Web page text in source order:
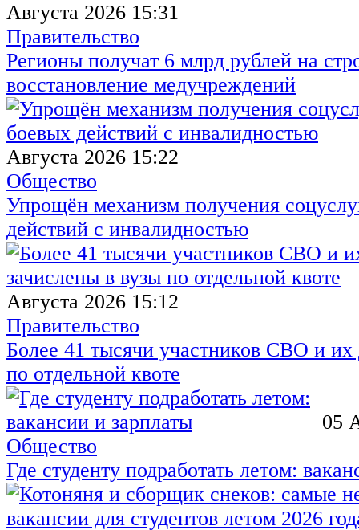
Августа 2026 15:31
Правительство
Регионы получат 6 млрд рублей на
восстановление медучреждений
Августа 2026 15:22
Общество
Упрощён механизм получения
действий с инвалидностью
Августа 2026 15:12
Правительство
Более 41 тысячи участников СВО и их
по отдельной квоте
05
Общество
Где студенту подработать летом: